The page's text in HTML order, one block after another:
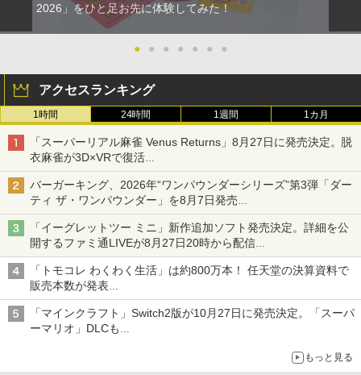
2026」をひと足お先に体験してみた！
● ● ● ● ● ● ●
アクセスランキング
1時間 24時間 1週間 1カ月
「スーパーリアル麻雀 Venus Returns」8月27日に発売決定。脱
衣麻雀が3D×VRで復活
発売から2週間は20%オフになるセールが実施
バーガーキング、2026年“ワンパウンダーシリーズ”第3弾「ダー
ティ ザ・ワンパウンダー」を8月7日発売
「特製ガーリックマヨソース」を使用した超大型チーズバーガー
「イーグレットツー ミニ」新作追加ソフト発売決定。詳細を公
開するファミ通LIVEが8月27日20時から配信
シリーズ累計100タイトルへ
「トモコレ わくわく生活」は約800万本！ 任天堂の決算資料で
販売本数が発表
「ぽこポケ」は127万本に
「マインクラフト」Switch2版が10月27日に発売決定。「スーパ
ーマリオ」DLCも
もっと見る